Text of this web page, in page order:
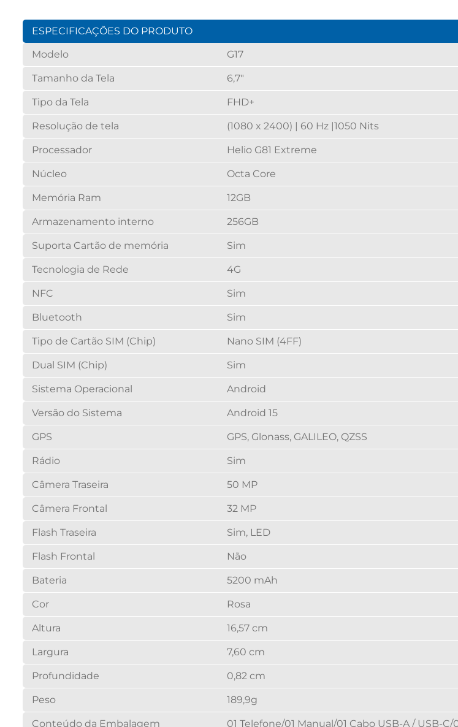
ESPECIFICAÇÕES DO PRODUTO
Modelo
G17
Tamanho da Tela 6,7"
Tipo da Tela FHD+
Resolução de tela (1080 x 2400) | 60 Hz |1050 Nits
Processador Helio G81 Extreme
Núcleo Octa Core
Memória Ram 12GB
Armazenamento interno 256GB
Suporta Cartão de memória Sim
Tecnologia de Rede 4G
NFC Sim
Bluetooth Sim
Tipo de Cartão SIM (Chip) Nano SIM (4FF)
Dual SIM (Chip) Sim
Sistema Operacional Android
Versão do Sistema Android 15
GPS GPS, Glonass, GALILEO, QZSS
Rádio Sim
Câmera Traseira 50 MP
Câmera Frontal 32 MP
Flash Traseira Sim, LED
Flash Frontal Não
Bateria 5200 mAh
Cor Rosa
Altura 16,57 cm
Largura 7,60 cm
Profundidade 0,82 cm
Peso 189,9g
Conteúdo da Embalagem 01 Telefone/01 Manual/01 Cabo USB-A / USB-